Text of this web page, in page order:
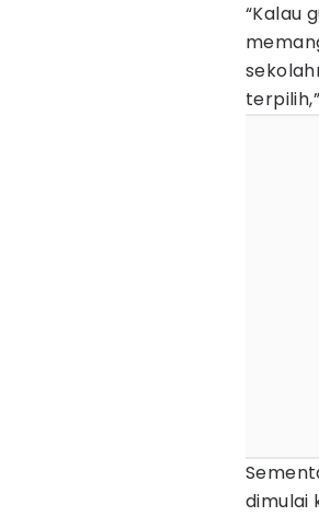
“Kalau
dimulai